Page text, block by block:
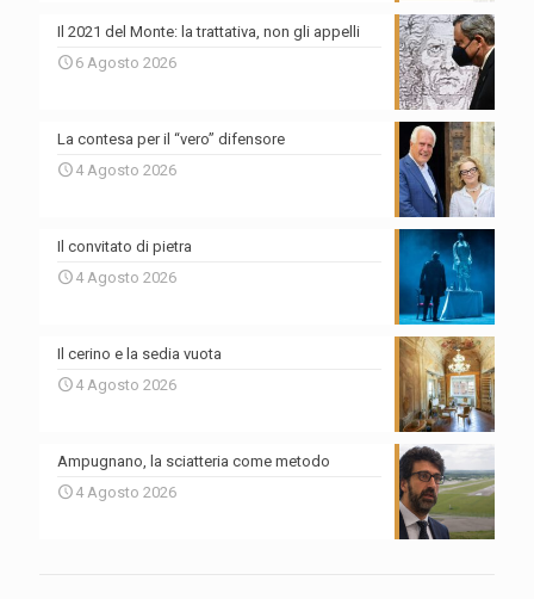
Il 2021 del Monte: la trattativa, non gli appelli
6 Agosto 2026
La contesa per il “vero” difensore
4 Agosto 2026
Il convitato di pietra
4 Agosto 2026
Il cerino e la sedia vuota
4 Agosto 2026
Ampugnano, la sciatteria come metodo
4 Agosto 2026